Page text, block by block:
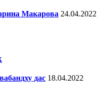
Макарова 24.04.2022
дас 18.04.2022